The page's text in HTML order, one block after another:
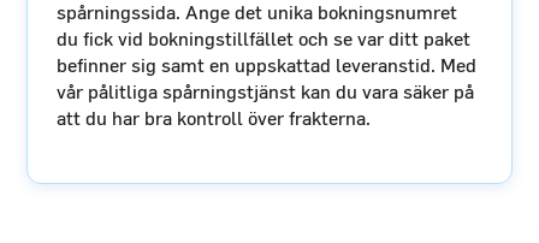
spårningssida. Ange det unika bokningsnumret
du fick vid bokningstillfället och se var ditt paket
befinner sig samt en uppskattad leveranstid. Med
vår pålitliga spårningstjänst kan du vara säker på
att du har bra kontroll över frakterna.